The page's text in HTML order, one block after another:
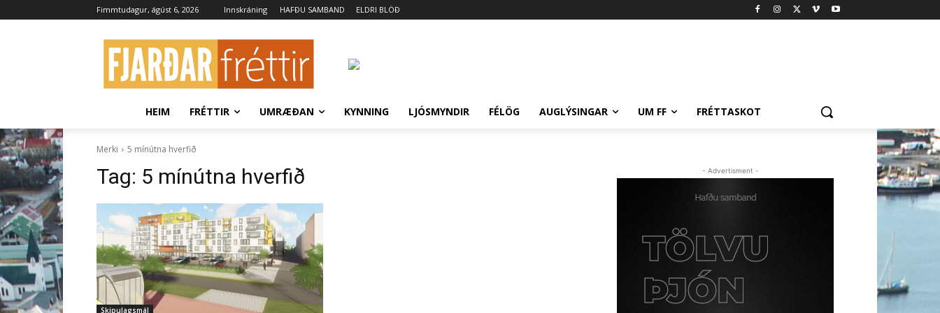
Fimmtudagur, ágúst 6, 2026 Innskráning HAFÐU SAMBAND ELDRI BLÖÐ
HEIM FRÉTTIR UMRÆÐAN KYNNING LJÓSMYNDIR FÉLÖG AUGLÝSINGAR UM FF FRÉTTASKOT
Merki 5 mínútna hverfið
Tag: 5 mínútna hverfið
Skipulagsmál
- Advertisment -